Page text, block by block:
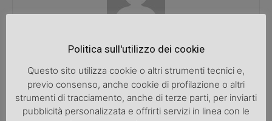
ARTICOLI CORRELATI ALTRO DALL'AUTORE
Politica sull'utilizzo dei cookie
Questo sito utilizza cookie o altri strumenti tecnici e,
previo consenso, anche cookie di profilazione o altri
strumenti di tracciamento, anche di terze parti, per inviarti
pubblicità personalizzata e offrirti servizi in linea con le